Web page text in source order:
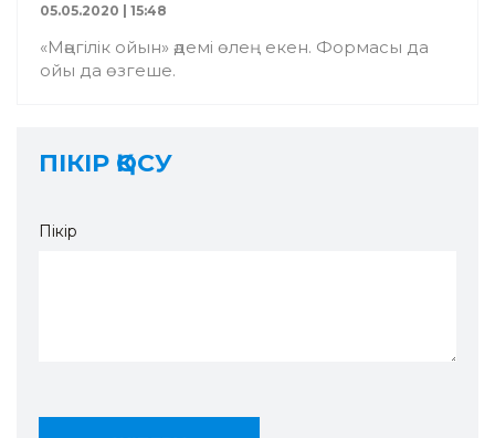
05.05.2020 | 15:48
«Мәңгілік ойын» әдемі өлең екен. Формасы да
ойы да өзгеше.
ПІКІР ҚОСУ
Пікір